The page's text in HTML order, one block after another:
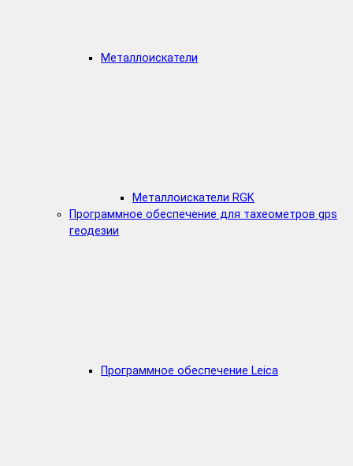
Металлоискатели
Металлоискатели RGK
Программное обеспечение для тахеометров gps
геодезии
Программное обеспечение Leica